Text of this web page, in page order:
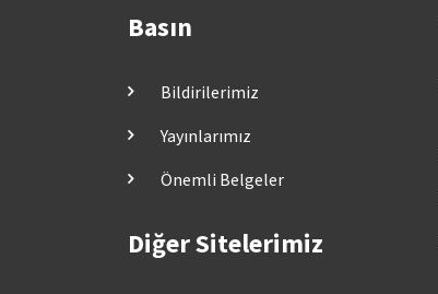
Basın
Bildirilerimiz
Yayınlarımız
Önemli Belgeler
Diğer Sitelerimiz